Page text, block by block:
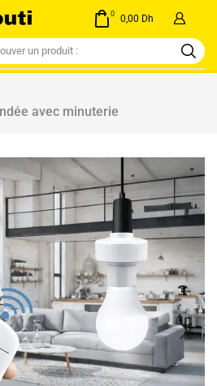
0 0,00 Dh
avec minuterie